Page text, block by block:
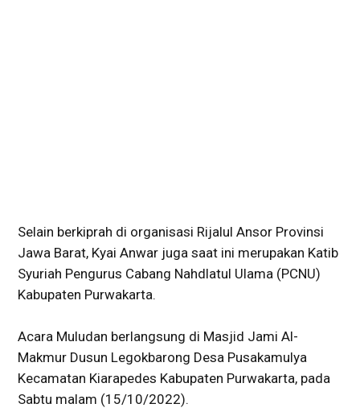
Selain berkiprah di organisasi Rijalul Ansor Provinsi
Jawa Barat, Kyai Anwar juga saat ini merupakan Katib
Syuriah Pengurus Cabang Nahdlatul Ulama (PCNU)
Kabupaten Purwakarta.
Acara Muludan berlangsung di Masjid Jami Al-
Makmur Dusun Legokbarong Desa Pusakamulya
Kecamatan Kiarapedes Kabupaten Purwakarta, pada
Sabtu malam (15/10/2022).